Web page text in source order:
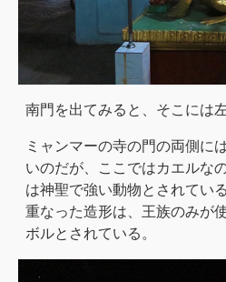
南門を出てみると、そこには
ミャンマーの寺の門の両側に
いのだが、ここではカエルな
は神聖で強い動物とされてい
重なった造形は、王族のみが
ボルとされている。